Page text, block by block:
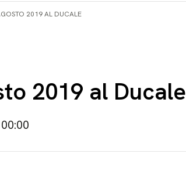
2019 AL DUCALE
2019 al Ducale